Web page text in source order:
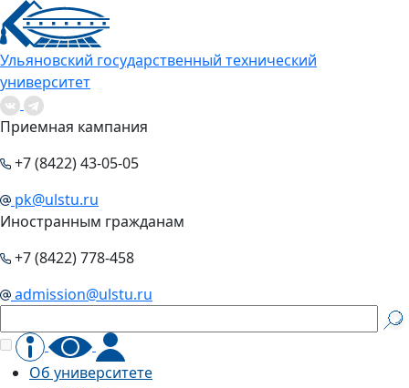
Ульяновский государственный технический
университет
Приемная кампания
+7 (8422) 43-05-05
pk@ulstu.ru
Иностранным гражданам
+7 (8422) 778-458
admission@ulstu.ru
Об университете